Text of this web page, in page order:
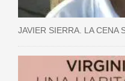
JAVIER SIERRA. LA CENA